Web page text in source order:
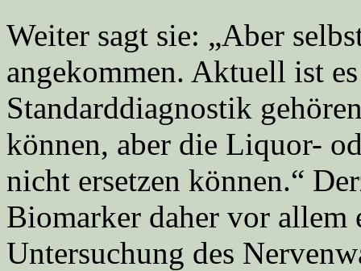
Weiter sagt sie: „Aber
angekommen. Aktuell ist
Standarddiagnostik
können, aber die Liquor-
nicht ersetzen können.“
Biomarker daher vor allem
Untersuchung des